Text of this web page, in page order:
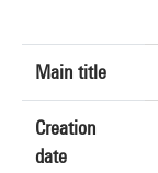
Main title
Creation
date